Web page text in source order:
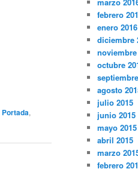
Portada,
marzo
febrero
enero 2016
diciembre
noviembre
octubre
agosto
julio 2015
junio 2015
mayo 2015
abril 2015
marzo
febrero